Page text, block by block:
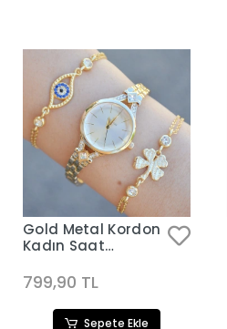
Gold Metal Kordon
Kadın Saat
799,90 TL
Sepete Ekle